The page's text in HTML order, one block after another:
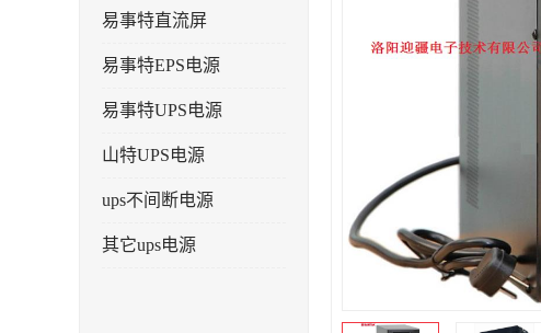
易事特直流屏
易事特EPS电源
易事特UPS电源
山特UPS电源
ups不间断电源
其它ups电源